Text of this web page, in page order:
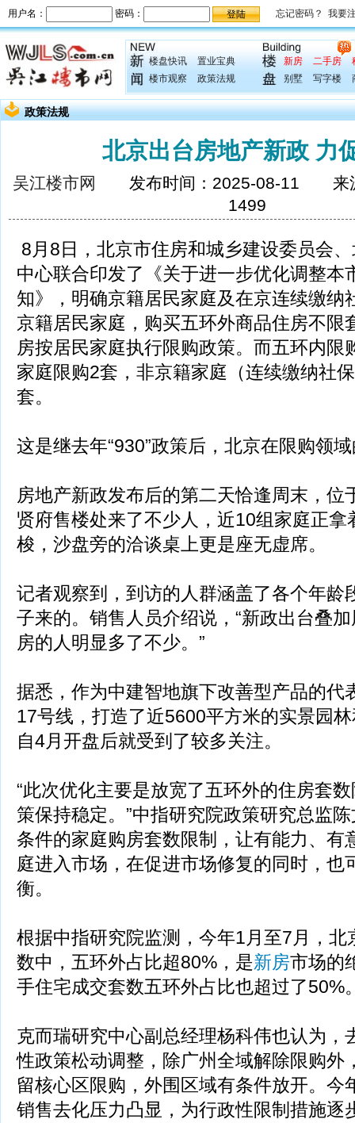
楼盘快讯
置业宝典
楼市观察
政策法规
新房 二手房
别墅
写字楼
政策法规
北京出台房地产新政 力
吴江楼市网
发布时间：2025-08-11 来
1499
8月8日，北京市住房和城乡建设委员会
中心联合印发了《关于进一步优化调整本
知》，明确京籍居民家庭及在京连续缴纳
京籍居民家庭，购买五环外商品住房不限
房按居民家庭执行限购政策。而五环内限
家庭限购2套，非京籍家庭（连续缴纳社
套。
这是继去年“930”政策后，北京在限购领
房地产新政发布后的第二天恰逢周末，位
贤府售楼处来了不少人，近10组家庭正拿
梭，沙盘旁的洽谈桌上更是座无虚席。
记者观察到，到访的人群涵盖了各个年龄
子来的。销售人员介绍说，“新政出台叠
房的人明显多了不少。”
据悉，作为中建智地旗下改善型产品的代
17号线，打造了近5600平方米的实景园
自4月开盘后就受到了较多关注。
“此次优化主要是放宽了五环外的住房套
策保持稳定。”中指研究院政策研究总监
条件的家庭购房套数限制，让有能力、有
庭进入市场，在促进市场修复的同时，也
衡。
根据中指研究院监测，今年1月至7月，北
数中，五环外占比超80%，是新房市场的
手住宅成交套数五环外占比也超过了50%
克而瑞研究中心副总经理杨科伟也认为，
性政策松动调整，除广州全域解除限购外
留核心区限购，外围区域有条件放开。今
销售去化压力凸显，为行政性限制措施逐